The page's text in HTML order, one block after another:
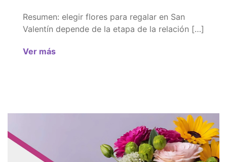
Resumen: elegir flores para regalar en San
Valentín depende de la etapa de la relación […]
Ver más